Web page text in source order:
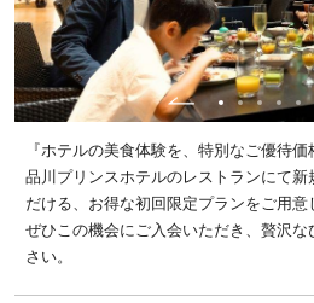
『ホテルの美食体験を、特別なご優待価
品川プリンスホテルのレストランにて
だける、お得な初回限定プランをご用意
ぜひこの機会にご入会いただき、贅沢
さい。